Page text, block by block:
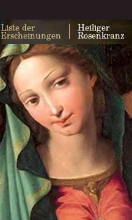
Liste der
Erscheinungen
Heiliger
Rosenkranz
Google
geladen
Bist du